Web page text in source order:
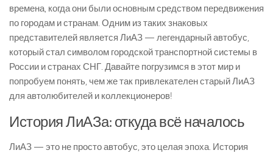
времена, когда они были основным средством передвижения
по городам и странам. Одним из таких знаковых
представителей является ЛиАЗ — легендарный автобус,
который стал символом городской транспортной системы в
России и странах СНГ. Давайте погрузимся в этот мир и
попробуем понять, чем же так привлекателен старый ЛиАЗ
для автолюбителей и коллекционеров!
История ЛиАЗа: откуда всё началось
ЛиАЗ — это не просто автобус, это целая эпоха. История